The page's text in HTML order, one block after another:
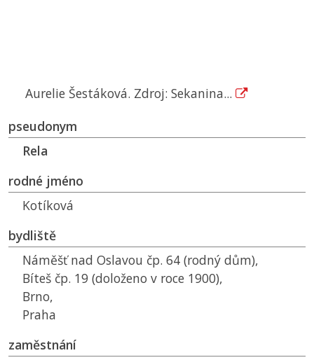
Aurelie Šestáková. Zdroj: Sekanina...
pseudonym
Rela
rodné jméno
Kotíková
bydliště
Náměšť nad Oslavou čp. 64 (rodný dům),
Bíteš čp. 19 (doloženo v roce 1900),
Brno,
Praha
zaměstnání